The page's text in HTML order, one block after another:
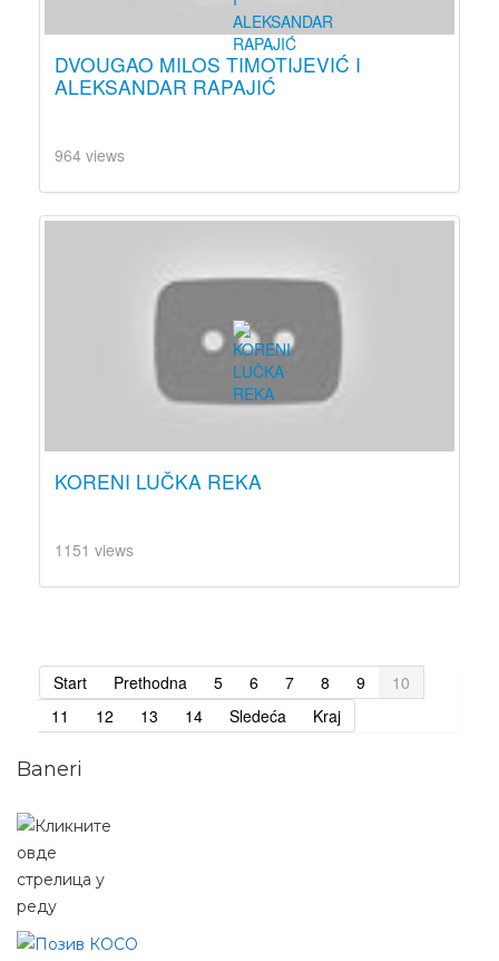
DVOUGAO MILOS TIMOTIJEVIĆ I
ALEKSANDAR RAPAJIĆ
964 views
KORENI LUČKA REKA
1151 views
Start Prethodna 5 6 7 8 9
10
11
12 13 14 Sledeća Kraj
Baneri